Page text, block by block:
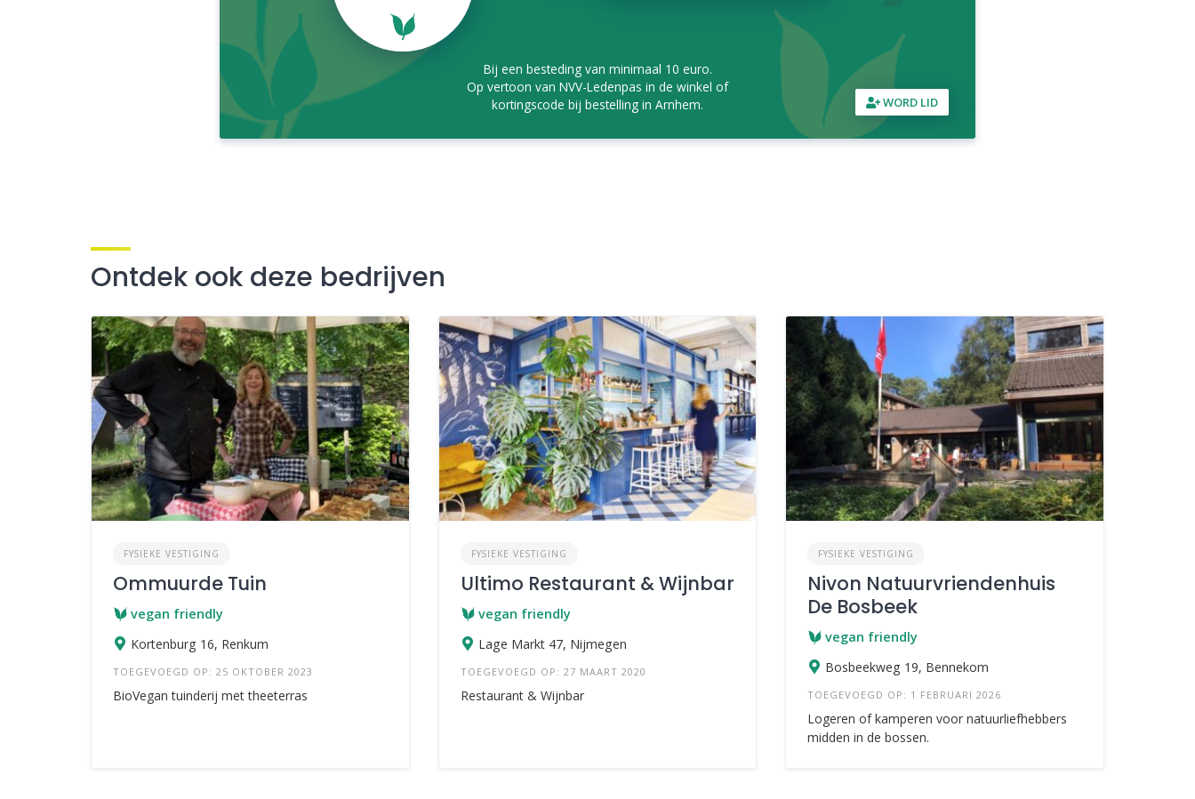
Bij een besteding van minimaal 10 euro.
Op vertoon van NVV-Ledenpas in de winkel of
kortingscode bij bestelling in Arnhem.
WORD LID
Ontdek ook deze bedrijven
FYSIEKE VESTIGING
Ommuurde Tuin
vegan friendly
Kortenburg 16, Renkum
TOEGEVOEGD OP: 25 OKTOBER 2023
BioVegan tuinderij met theeterras
FYSIEKE VESTIGING
Ultimo Restaurant & Wijnbar
vegan friendly
Lage Markt 47, Nijmegen
TOEGEVOEGD OP: 27 MAART 2020
Restaurant & Wijnbar
FYSIEKE VESTIGING
Nivon Natuurvriendenhuis
De Bosbeek
vegan friendly
Bosbeekweg 19, Bennekom
TOEGEVOEGD OP: 1 FEBRUARI 2026
Logeren of kamperen voor natuurliefhebbers
midden in de bossen.